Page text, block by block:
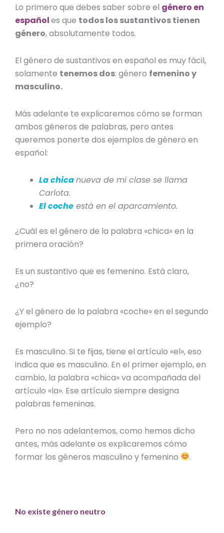
Lo primero que debes saber sobre el género en
españoles que todos los sustantivos tienen
género, absolutamente todos.
Elgénero de sustantivos en español es muy fácil,
solamente tenemos dos:género femenino y
masculino.
Más adelante te explicaremos cómo se forman
ambos géneros de palabras, pero antes
queremos ponerte dosejemplos de género en
español:
La chicanueva de mi clase se llama
Carlota.
El coche está en el aparcamiento.
¿Cuál es el género de la palabra «chica» en la
primera oración?
Es un sustantivoque es femenino. Está claro,
¿no?
¿Y el género de la palabra «coche» en el segundo
ejemplo?
Es masculino. Si te fijas, tiene el artículo «el», eso
indica que es masculino. En el primer ejemplo, en
cambio, la palabra «chica» va acompañada del
artículo «la». Ese artículo siempre designa
palabras femeninas.
Pero no nos adelantemos, como hemos dicho
antes, más adelante os explicaremos cómo
formar losgéneros masculino y femenino .
No existe género neutro